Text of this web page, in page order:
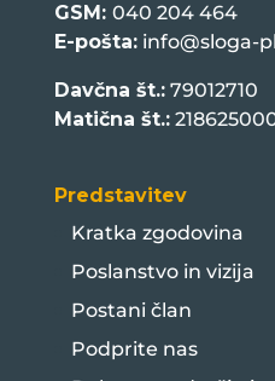
GSM: 040 204 464
E-pošta: info@sloga-
Davčna št.:79012710
Matična št.:
Predstavitev
Kratka zgodovina
Poslanstvo in vizija
Postani član
Podprite nas